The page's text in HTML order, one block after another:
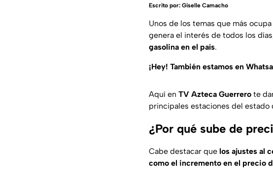
Escrito por: Giselle Camacho
Unos de los temas que más
genera el interés de todos los
gasolina en el país.
¡Hey! También estamos en
Aquí en TV Azteca Guerrero te
principales estaciones del estado
¿Por qué sube de
Cabe destacar que los ajustes al
como el incremento en el precio